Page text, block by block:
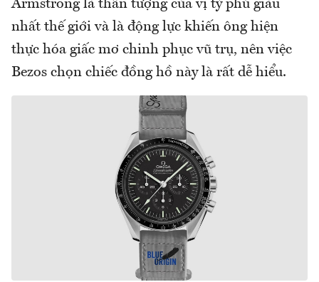
Armstrong là thần tượng của vị tỷ phú giàu
nhất thế giới và là động lực khiến ông hiện
thực hóa giấc mơ chinh phục vũ trụ, nên việc
Bezos chọn chiếc đồng hồ này là rất dễ hiểu.